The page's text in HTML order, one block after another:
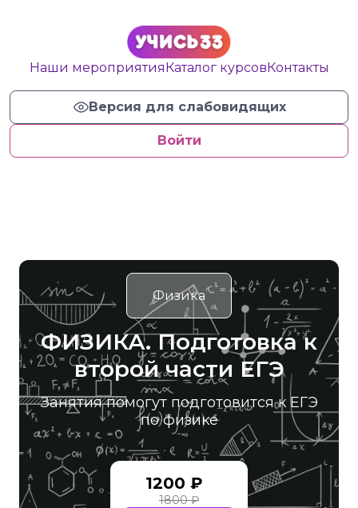
Наши мероприятияКаталог курсовКонтакты
Версия для слабовидящих
Войти
Физика
ФИЗИКА. Подготовка к
второй части ЕГЭ
Занятия помогут подготовится к ЕГЭ
по физике
1200 ₽
1800 ₽